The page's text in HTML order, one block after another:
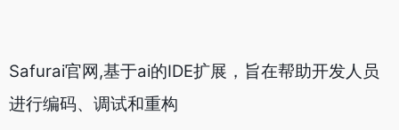
Safurai官网,基于ai的IDE扩展，旨在帮助开发人员
进行编码、调试和重构